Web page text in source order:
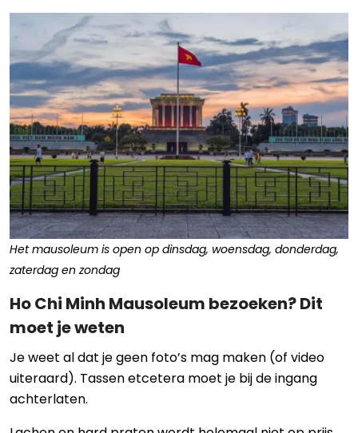
Het mausoleum is open op dinsdag, woensdag, donderdag,
zaterdag en zondag
Ho Chi Minh Mausoleum bezoeken? Dit
moet je weten
Je weet al dat je geen foto’s mag maken (of video
uiteraard). Tassen etcetera moet je bij de ingang
achterlaten.